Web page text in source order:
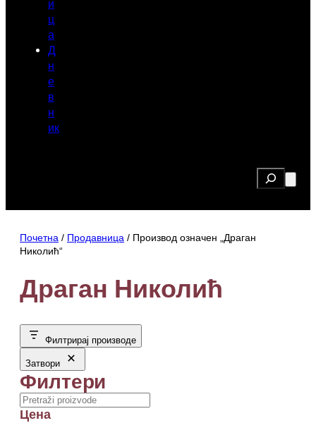
и
ц
а
Д
н
е
в
н
ик
Search
Почетна / Продавница / Производ oзначен „Драган
Николић“
Драган Николић
Филтрирај производе
Затвори
Филтери
Search
Цена